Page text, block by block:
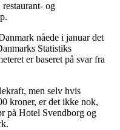
og
nåede i januar det
Statistiks
er baseret på svar fra
men selv hvis
kroner, er det ikke nok,
på Hotel Svendborg og